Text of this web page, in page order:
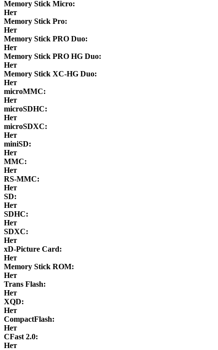
Memory Stick Micro:
Нет
Memory Stick Pro:
Нет
Memory Stick PRO Duo:
Нет
Memory Stick PRO HG Duo:
Нет
Memory Stick XC-HG Duo:
Нет
microMMC:
Нет
microSDHC:
Нет
microSDXC:
Нет
miniSD:
Нет
MMC:
Нет
RS-MMC:
Нет
SD:
Нет
SDHC:
Нет
SDXC:
Нет
xD-Picture Card:
Нет
Memory Stick ROM:
Нет
Trans Flash:
Нет
XQD:
Нет
CompactFlash:
Нет
CFast 2.0:
Нет